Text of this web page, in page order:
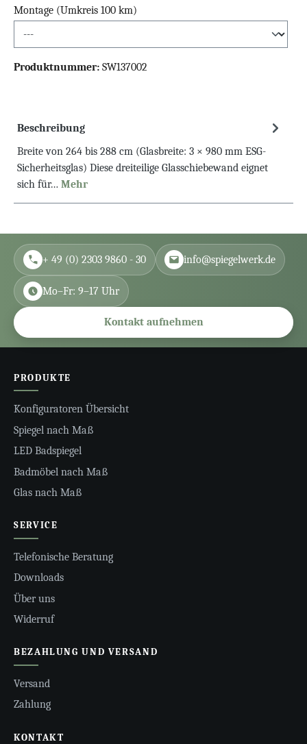
Montage (Umkreis 100 km)
Produktnummer: SW137002
Beschreibung
Breite von 264 bis 288 cm (Glasbreite: 3 × 980 mm ESG-
Sicherheitsglas) Diese dreiteilige Glasschiebewand eignet
sich für… Mehr
+ 49 (0) 2303 9860 - 30 info@spiegelwerk.de
Mo–Fr: 9–17 Uhr
Kontakt aufnehmen
PRODUKTE
Konfiguratoren Übersicht
Spiegel nach Maß
LED Badspiegel
Badmöbel nach Maß
Glas nach Maß
SERVICE
Telefonische Beratung
Downloads
Über uns
Widerruf
BEZAHLUNG UND VERSAND
Versand
Zahlung
KONTAKT